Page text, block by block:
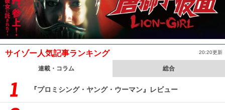
サイゾー人気記事ランキング 20:20更新
連載・コラム 総合
『プロミシング・ヤング・ウーマン』レビュー